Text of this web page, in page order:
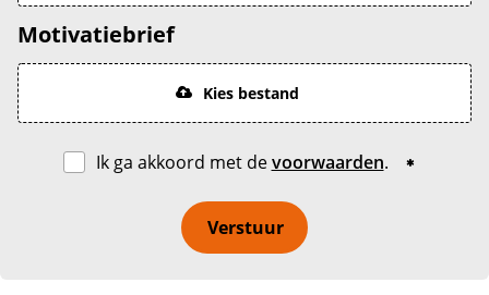
Motivatiebrief
Kies bestand
Ik ga akkoord met devoorwaarden.
Verstuur